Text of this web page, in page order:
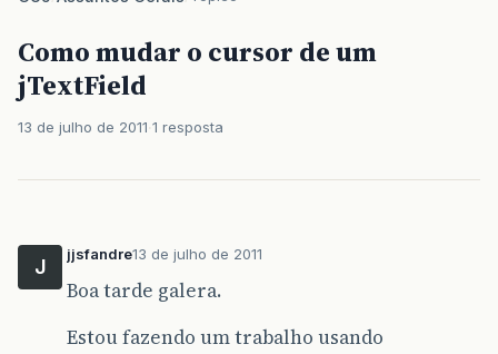
Como mudar o cursor de um
jTextField
13 de julho de 2011 1 resposta
J
jjsfandre13 de julho de 2011
Boa tarde galera.
Estou fazendo um trabalho usando